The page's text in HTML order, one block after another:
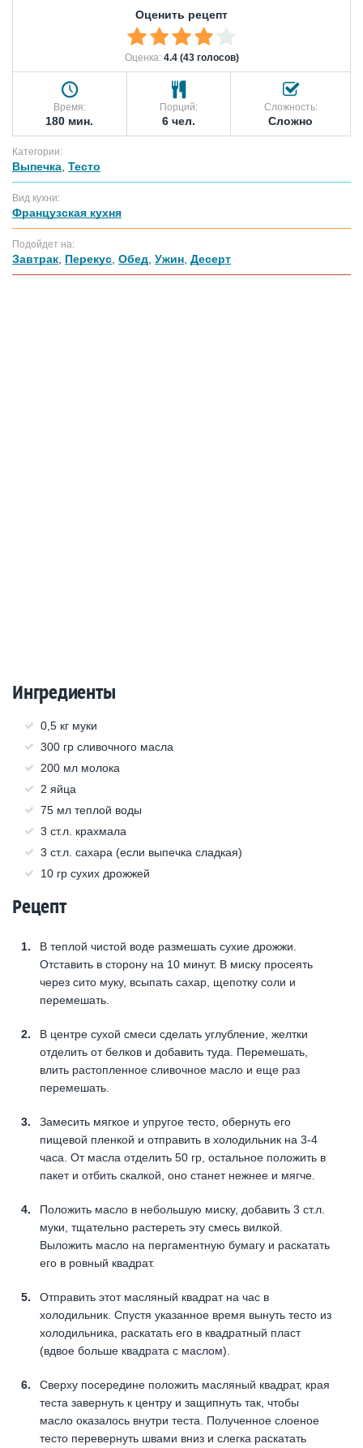
Оценить рецепт
Оценка: 4.4 (43 голосов)
Время:
180 мин.
Порций:
6 чел.
Сложность:
Сложно
Категории:
Выпечка Тесто
Вид кухни:
Французская кухня
Подойдет на:
Завтрак Перекус Обед Ужин Десерт
Ингредиенты
0,5 кг муки
300 гр сливочного масла
200 мл молока
2 яйца
75 мл теплой воды
3 ст.л. крахмала
3 ст.л. сахара (если выпечка сладкая)
10 гр сухих дрожжей
Рецепт
В теплой чистой воде размешать сухие дрожжи.
Отставить в сторону на 10 минут. В миску просеять
через сито муку, всыпать сахар, щепотку соли и
перемешать.
В центре сухой смеси сделать углубление, желтки
отделить от белков и добавить туда. Перемешать,
влить растопленное сливочное масло и еще раз
перемешать.
Замесить мягкое и упругое тесто, обернуть его
пищевой пленкой и отправить в холодильник на 3-4
часа. От масла отделить 50 гр, остальное положить в
пакет и отбить скалкой, оно станет нежнее и мягче.
Положить масло в небольшую миску, добавить 3 ст.л.
муки, тщательно растереть эту смесь вилкой.
Выложить масло на пергаментную бумагу и раскатать
его в ровный квадрат.
Отправить этот масляный квадрат на час в
холодильник. Спустя указанное время вынуть тесто из
холодильника, раскатать его в квадратный пласт
(вдвое больше квадрата с маслом).
Сверху посередине положить масляный квадрат, края
теста завернуть к центру и защипнуть так, чтобы
масло оказалось внутри теста. Полученное слоеное
тесто перевернуть швами вниз и слегка раскатать